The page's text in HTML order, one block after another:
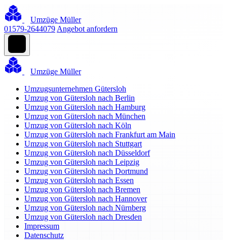
Umzüge Müller
01579-2644079 Angebot anfordern
Umzüge Müller
Umzugsunternehmen Gütersloh
Umzug von Gütersloh nach Berlin
Umzug von Gütersloh nach Hamburg
Umzug von Gütersloh nach München
Umzug von Gütersloh nach Köln
Umzug von Gütersloh nach Frankfurt am Main
Umzug von Gütersloh nach Stuttgart
Umzug von Gütersloh nach Düsseldorf
Umzug von Gütersloh nach Leipzig
Umzug von Gütersloh nach Dortmund
Umzug von Gütersloh nach Essen
Umzug von Gütersloh nach Bremen
Umzug von Gütersloh nach Hannover
Umzug von Gütersloh nach Nürnberg
Umzug von Gütersloh nach Dresden
Impressum
Datenschutz